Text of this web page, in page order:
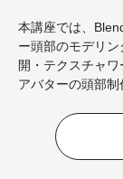
本講座では、
ー頭部のモデリ
開・テクスチャ
アバターの頭部制